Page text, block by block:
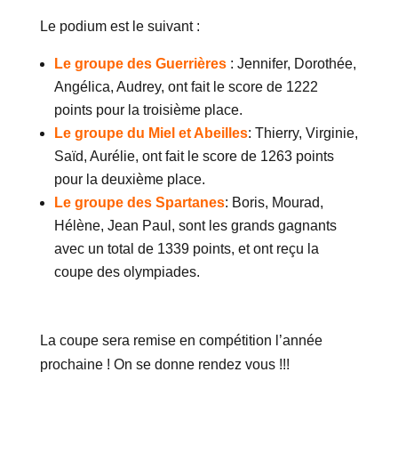
Le podium est le suivant :
Le groupe des Guerrières: Jennifer, Dorothée,
Angélica, Audrey, ont fait le score de 1222
points pour la troisième place.
Le groupe du Miel et Abeilles: Thierry, Virginie,
Saïd, Aurélie, ont fait le score de 1263 points
pour la deuxième place.
Le groupe des Spartanes: Boris, Mourad,
Hélène, Jean Paul, sont les grands gagnants
avec un total de 1339 points, et ont reçu la
coupe des olympiades.
La coupe sera remise en compétition l’année
prochaine ! On se donne rendez vous !!!